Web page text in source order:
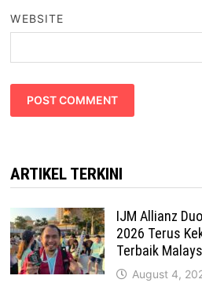
WEBSITE
ARTIKEL TERKINI
IJM Allianz
2026 Terus
Terbaik
August 4,